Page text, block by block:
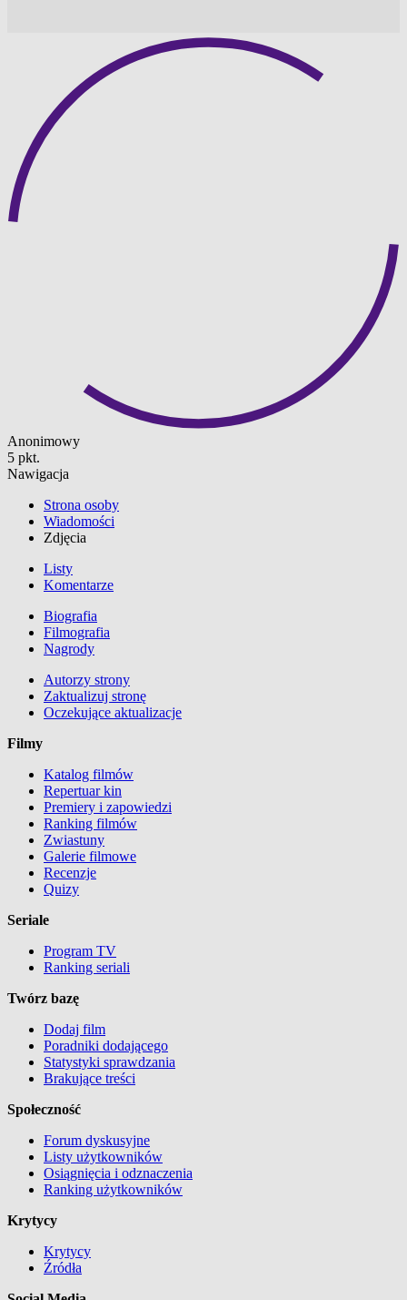
Anonimowy
5 pkt.
Nawigacja
Strona osoby
Wiadomości
Zdjęcia
Listy
Komentarze
Biografia
Filmografia
Nagrody
Autorzy strony
Zaktualizuj stronę
Oczekujące aktualizacje
Filmy
Katalog filmów
Repertuar kin
Premiery i zapowiedzi
Ranking filmów
Zwiastuny
Galerie filmowe
Recenzje
Quizy
Seriale
Program TV
Ranking seriali
Twórz bazę
Dodaj film
Poradniki dodającego
Statystyki sprawdzania
Brakujące treści
Społeczność
Forum dyskusyjne
Listy użytkowników
Osiągnięcia i odznaczenia
Ranking użytkowników
Krytycy
Krytycy
Źródła